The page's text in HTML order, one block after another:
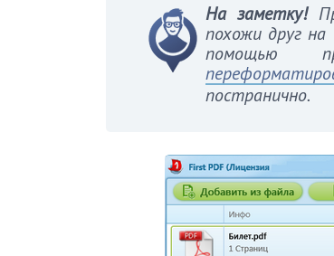
На заметку!
похожи друг на
помощью
постранично.